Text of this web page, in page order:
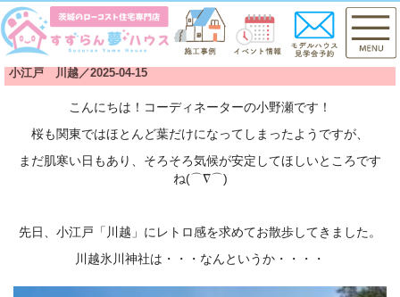
小江戸 川越／2025-04-15
こんにちは！コーディネーターの小野瀬です！
桜も関東ではほとんど葉だけになってしまったようですが、
まだ肌寒い日もあり、そろそろ気候が安定してほしいところです
ね(⌒∇⌒)
先日、小江戸「川越」にレトロ感を求めてお散歩してきました。
川越氷川神社は・・・なんというか・・・・